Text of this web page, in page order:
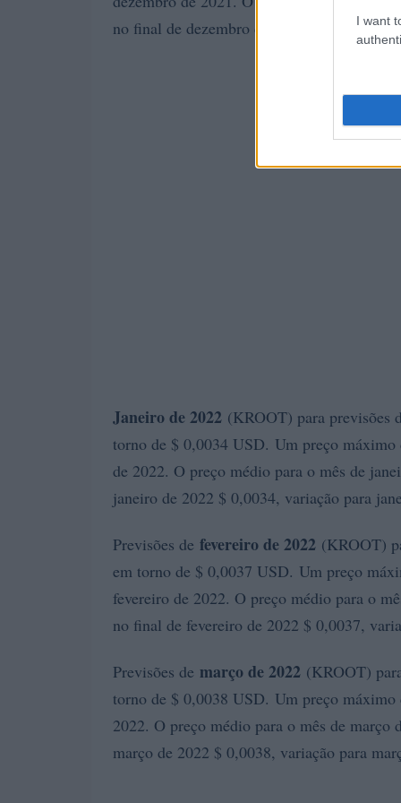
I want
no final de dezembro de 2021 $ 0,0033,
Janeiro de 2022 (KROOT) para previsões
torno de $ 0,0034 USD. Um preço
de 2022. O preço médio para o mês de
janeiro de 2022 $ 0,0034, variação para
Previsões de fevereiro de 2022 (KROOT)
em torno de $ 0,0037 USD. Um preço
fevereiro de 2022. O preço médio para o
no final de fevereiro de 2022 $ 0,0037,
Previsões de março de 2022 (KROOT)
torno de $ 0,0038 USD. Um preço
2022. O preço médio para o mês de
março de 2022 $ 0,0038, variação para